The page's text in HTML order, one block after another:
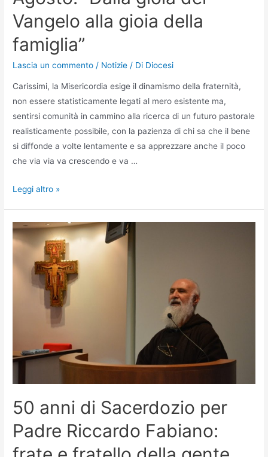
Vangelo alla gioia della
famiglia”
Lascia un commento / Notizie / Di Diocesi
Carissimi, la Misericordia esige il dinamismo della fraternità,
non essere statisticamente legati al mero esistente ma,
sentirsi comunità in cammino alla ricerca di un futuro pastorale
realisticamente possibile, con la pazienza di chi sa che il bene
si diffonde a volte lentamente e sa apprezzare anche il poco
che via via va crescendo e va …
Leggi altro »
50 anni di Sacerdozio per
Padre Riccardo Fabiano: